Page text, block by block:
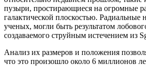
пузыри, простирающиеся на огромные
галактической плоскостью.
ученых, могли быть результатом
создаваемого струйным истечением из
Анализ их размеров и положения
что это произошло около 6 миллионов